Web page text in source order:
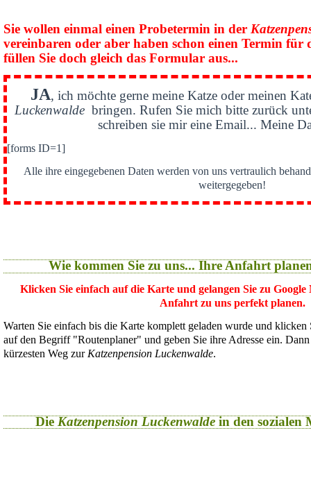
Sie wollen einmal einen Probetermin in der
vereinbaren oder aber haben schon einen Termin für
füllen Sie doch gleich das Formular aus...
JA, ich möchte gerne meine Katze oder meinen
Luckenwaldebringen. Rufen Sie mich bitte zurück
schreiben sie mir eine Email... Meine
[forms ID=1]
Alle ihre eingegebenen Daten werden von uns vertraulich
weitergegeben!
Wie kommen Sie zu uns... Ihre Anfahrt
Klicken Sie einfach auf die Karte und gelangen Sie zu
Anfahrt zu uns perfekt planen.
Warten Sie einfach bis die Karte komplett geladen wurde und
auf den Begriff "Routenplaner" und geben Sie ihre Adresse ein.
kürzesten Weg zur Katzenpension Luckenwalde.
Die Katzenpension Luckenwaldein den sozialen